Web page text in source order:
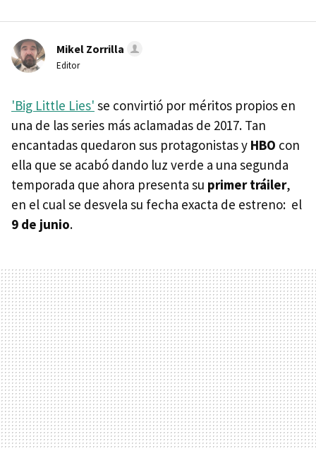
Mikel Zorrilla
Editor
'Big Little Lies' se convirtió por méritos propios en
una de las series más aclamadas de 2017. Tan
encantadas quedaron sus protagonistas y HBO con
ella que se acabó dando luz verde a una segunda
temporada que ahora presenta su primer tráiler,
en el cual se desvela su fecha exacta de estreno: el
9 de junio.